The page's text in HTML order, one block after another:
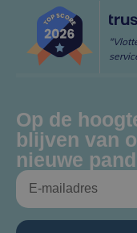
Op de
blijven van
nieuwe